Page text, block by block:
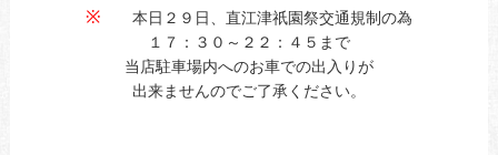
※ 本日２９日、直江津祇園祭交通規制の為
１７：３０～２２：４５まで
当店駐車場内へのお車での出入りが
出来ませんのでご了承ください。